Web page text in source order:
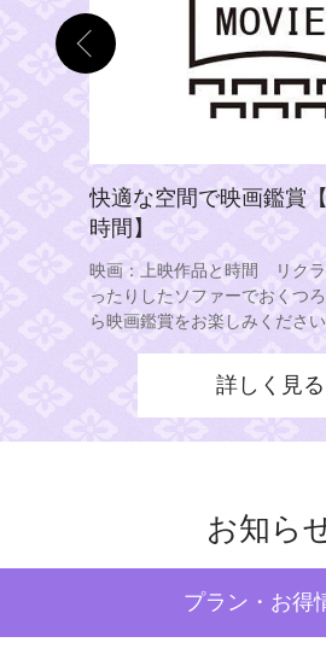
快適な空間で映画鑑賞
時間】
映画：上映作品と時間 リク
ったりしたソファーでおくつ
ら映画鑑賞をお楽しみください
詳しく見る
お知ら
プラン・お得